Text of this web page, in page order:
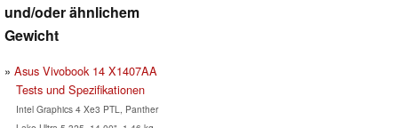
und/oder ähnlichem
Gewicht
Asus Vivobook 14 X1407AA
Tests und Spezifikationen
Intel Graphics 4 Xe3 PTL, Panther